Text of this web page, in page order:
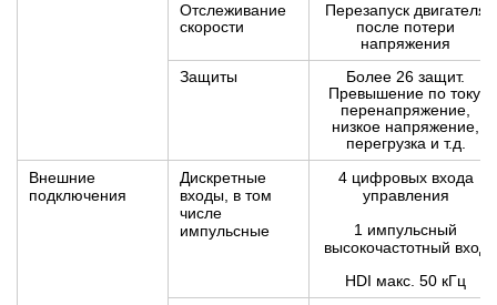
Отслеживание
скорости
Перезапуск двигателя
после потери
напряжения
Защиты
Более 26 защит.
Превышение по току,
перенапряжение,
низкое напряжение,
перегрузка и т.д.
Внешние
подключения
Дискретные
входы, в том
числе
импульсные
4 цифровых входа
управления
1 импульсный
высокочастотный вход
HDI макс. 50 кГц